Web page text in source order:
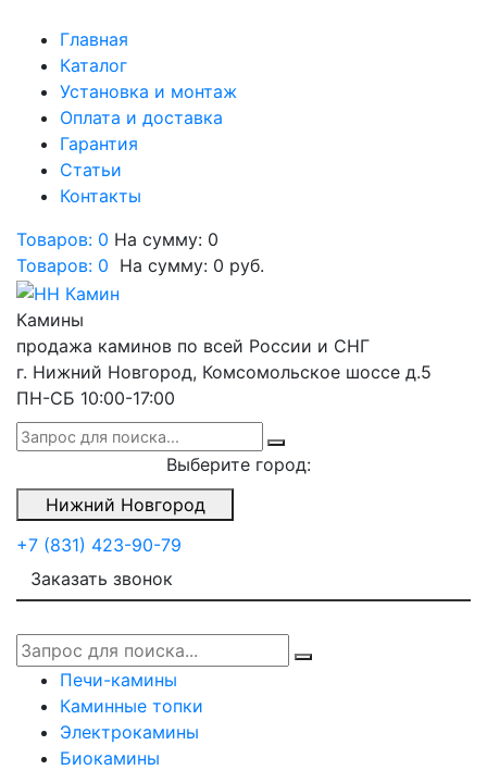
Главная
Каталог
Установка и монтаж
Оплата и доставка
Гарантия
Статьи
Контакты
Товаров: 0 На сумму: 0
Товаров: 0 На сумму: 0 руб.
Камины
продажа каминов по всей России и СНГ
г. Нижний Новгород, Комсомольское шоссе д.5
ПН-СБ 10:00-17:00
Выберите город:
Нижний Новгород
+7 (831) 423-90-79
Заказать звонок
Печи-камины
Каминные топки
Электрокамины
Биокамины